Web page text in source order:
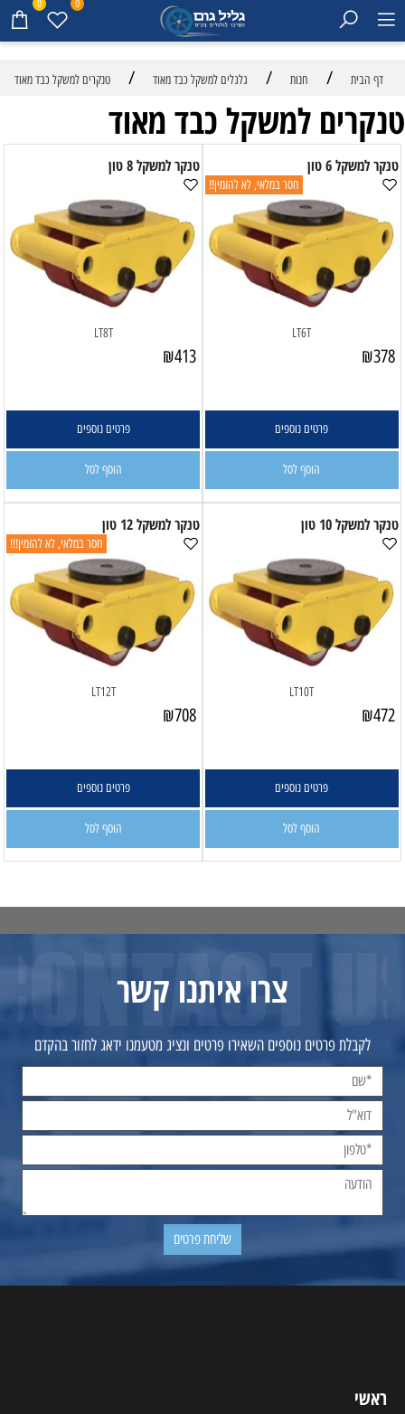
0 0
דף הבית / חנות / גלגלים למשקל כבד מאוד / טנקרים למשקל כבד מאוד
טנקרים למשקל כבד מאוד
טנקר למשקל 6 טון
חסר במלאי, לא להזמין!!
LT6T
₪378
פרטים נוספים
הוסף לסל
טנקר למשקל 8 טון
LT8T
₪413
פרטים נוספים
הוסף לסל
טנקר למשקל 10 טון
LT10T
₪472
פרטים נוספים
הוסף לסל
טנקר למשקל 12 טון
חסר במלאי, לא להזמין!!!
LT12T
₪708
פרטים נוספים
הוסף לסל
צרו איתנו קשר
לקבלת פרטים נוספים השאירו פרטים ונציג מטעמנו ידאג לחזור בהקדם
ראשי